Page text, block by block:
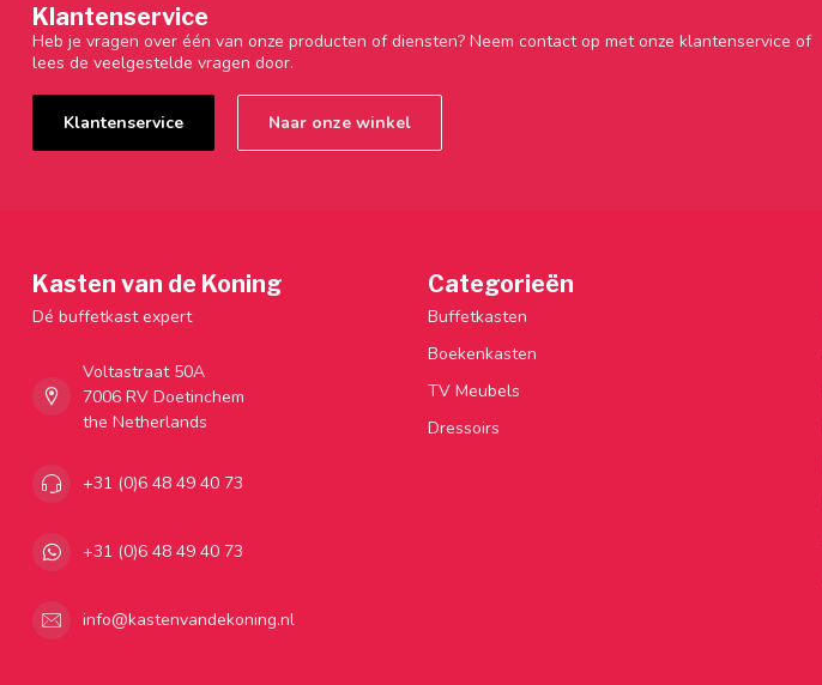
Klantenservice
Heb je vragen over één van onze producten of diensten? Neem contact op met onze klantenservice of
lees de veelgestelde vragen door.
Klantenservice Naar onze winkel
Kasten van de Koning
Dé buffetkast expert
Voltastraat 50A
7006 RV Doetinchem
the Netherlands
+31 (0)6 48 49 40 73
+31 (0)6 48 49 40 73
info@kastenvandekoning.nl
Categorieën
Buffetkasten
Boekenkasten
TV Meubels
Dressoirs